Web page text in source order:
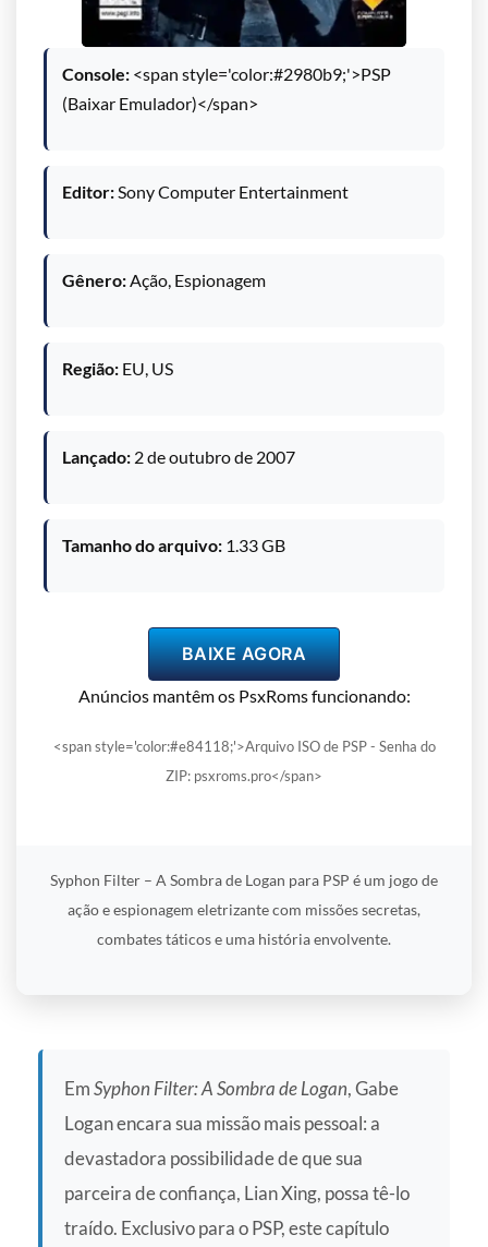
Console: <span style='color:#2980b9;'>PSP
(Baixar Emulador)</span>
Editor: Sony Computer Entertainment
Gênero: Ação, Espionagem
Região: EU, US
Lançado: 2 de outubro de 2007
Tamanho do arquivo: 1.33 GB
BAIXE AGORA
Anúncios mantêm os PsxRoms funcionando:
<span style='color:#e84118;'>Arquivo ISO de PSP - Senha do
ZIP: psxroms.pro</span>
Syphon Filter – A Sombra de Logan para PSP é um jogo de
ação e espionagem eletrizante com missões secretas,
combates táticos e uma história envolvente.
EmSyphon Filter: A Sombra de Logan, Gabe
Logan encara sua missão mais pessoal: a
devastadora possibilidade de que sua
parceira de confiança, Lian Xing, possa tê-lo
traído. Exclusivo para o PSP, este capítulo